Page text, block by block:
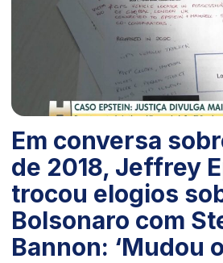
Em conversa
de 2018, Jeffrey
trocou elogios
Bolsonaro com
Bannon: ‘Mudou